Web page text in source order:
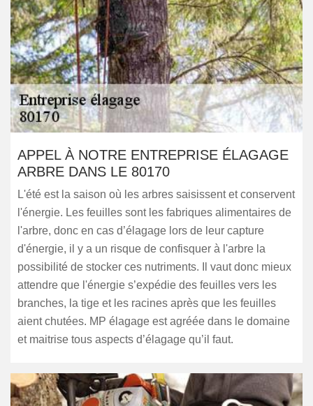
APPEL À NOTRE ENTREPRISE ÉLAGAGE
ARBRE DANS LE 80170
L'été est la saison où les arbres saisissent et conservent
l'énergie. Les feuilles sont les fabriques alimentaires de
l'arbre, donc en cas d’élagage lors de leur capture
d'énergie, il y a un risque de confisquer à l'arbre la
possibilité de stocker ces nutriments. Il vaut donc mieux
attendre que l'énergie s’expédie des feuilles vers les
branches, la tige et les racines après que les feuilles
aient chutées. MP élagage est agréée dans le domaine
et maitrise tous aspects d’élagage qu’il faut.